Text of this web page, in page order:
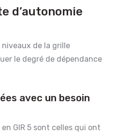
d’autonomie
niveaux de la grille
le degré de dépendance
avec un besoin
GIR 5 sont celles qui ont